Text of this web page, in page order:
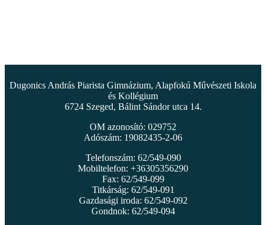
Dugonics András Piarista Gimnázium, Alapfokú Művészeti Iskola
és Kollégium
6724 Szeged, Bálint Sándor utca 14.
OM azonosító: 029752
Adószám: 19082435-2-06
Telefonszám: 62/549-090
Mobiltelefon: +36305356290
Fax: 62/549-099
Titkárság: 62/549-091
Gazdasági iroda: 62/549-092
Gondnok: 62/549-094